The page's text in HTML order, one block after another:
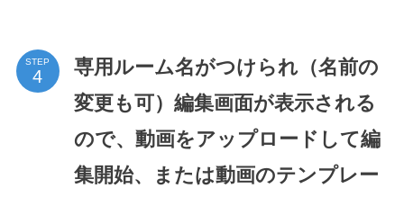
STEP
専用ルーム名がつけられ（名前の
変更も可）編集画面が表示される
ので、動画をアップロードして編
集開始、または動画のテンプレー